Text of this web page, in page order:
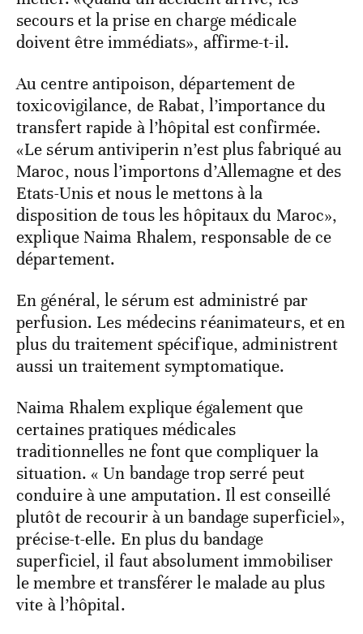
secours et la prise en charge médicale
doivent être immédiats», affirme-t-il.
Au centre antipoison, département de
toxicovigilance, de Rabat, l’importance du
transfert rapide à l’hôpital est confirmée.
«Le sérum antiviperin n’est plus fabriqué au
Maroc, nous l’importons d’Allemagne et des
Etats-Unis et nous le mettons à la
disposition de tous les hôpitaux du Maroc»,
explique Naima Rhalem, responsable de ce
département.
En général, le sérum est administré par
perfusion. Les médecins réanimateurs, et en
plus du traitement spécifique, administrent
aussi un traitement symptomatique.
Naima Rhalem explique également que
certaines pratiques médicales
traditionnelles ne font que compliquer la
situation. « Un bandage trop serré peut
conduire à une amputation. Il est conseillé
plutôt de recourir à un bandage superficiel»,
précise-t-elle. En plus du bandage
superficiel, il faut absolument immobiliser
le membre et transférer le malade au plus
vite à l’hôpital.